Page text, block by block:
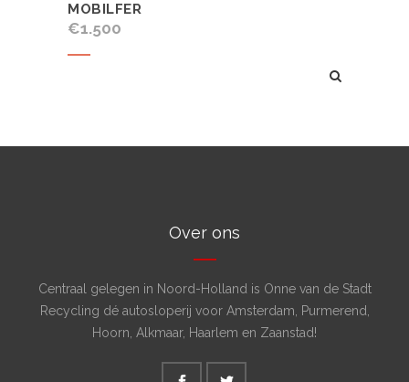
MOBILFER
€1.500
Koop product
Over ons
Centraal gelegen in Noord-Holland is Onne van de Stadt
Recycling dé autosloperij voor Amsterdam, Purmerend,
Hoorn, Alkmaar, Haarlem en Zaanstad!